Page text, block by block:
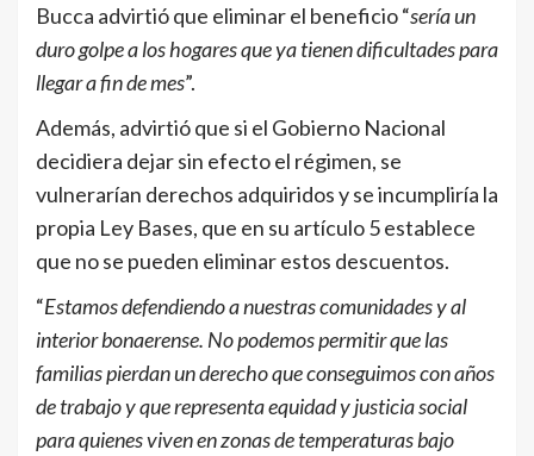
Bucca advirtió que eliminar el beneficio “sería un
duro golpe a los hogares que ya tienen dificultades para
llegar a fin de mes”.
Además, advirtió que si el Gobierno Nacional
decidiera dejar sin efecto el régimen, se
vulnerarían derechos adquiridos y se incumpliría la
propia Ley Bases, que en su artículo 5 establece
que no se pueden eliminar estos descuentos.
“Estamos defendiendo a nuestras comunidades y al
interior bonaerense. No podemos permitir que las
familias pierdan un derecho que conseguimos con años
de trabajo y que representa equidad y justicia social
para quienes viven en zonas de temperaturas bajo